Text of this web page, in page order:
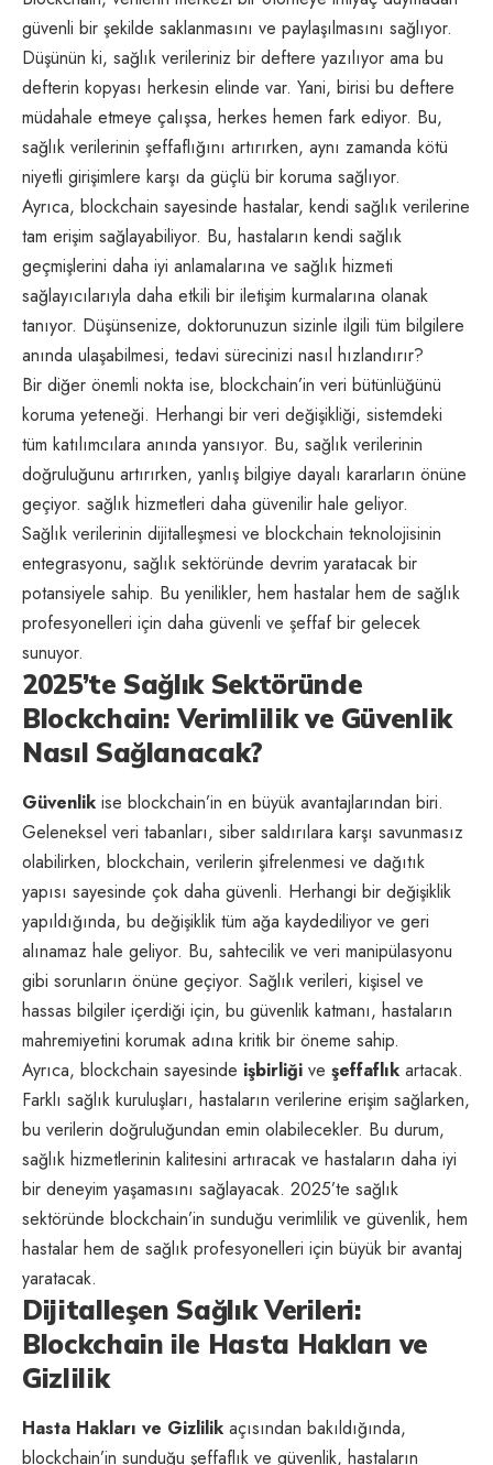
güvenli bir şekilde saklanmasını ve paylaşılmasını sağlıyor.
Düşünün ki, sağlık verileriniz bir deftere yazılıyor ama bu
defterin kopyası herkesin elinde var. Yani, birisi bu deftere
müdahale etmeye çalışsa, herkes hemen fark ediyor. Bu,
sağlık verilerinin şeffaflığını artırırken, aynı zamanda kötü
niyetli girişimlere karşı da güçlü bir koruma sağlıyor.
Ayrıca, blockchain sayesinde hastalar, kendi sağlık verilerine
tam erişim sağlayabiliyor. Bu, hastaların kendi sağlık
geçmişlerini daha iyi anlamalarına ve sağlık hizmeti
sağlayıcılarıyla daha etkili bir iletişim kurmalarına olanak
tanıyor. Düşünsenize, doktorunuzun sizinle ilgili tüm bilgilere
anında ulaşabilmesi, tedavi sürecinizi nasıl hızlandırır?
Bir diğer önemli nokta ise, blockchain’in veri bütünlüğünü
koruma yeteneği. Herhangi bir veri değişikliği, sistemdeki
tüm katılımcılara anında yansıyor. Bu, sağlık verilerinin
doğruluğunu artırırken, yanlış bilgiye dayalı kararların önüne
geçiyor. sağlık hizmetleri daha güvenilir hale geliyor.
Sağlık verilerinin dijitalleşmesi ve blockchain teknolojisinin
entegrasyonu, sağlık sektöründe devrim yaratacak bir
potansiyele sahip. Bu yenilikler, hem hastalar hem de sağlık
profesyonelleri için daha güvenli ve şeffaf bir gelecek
sunuyor.
2025’te Sağlık Sektöründe
Blockchain: Verimlilik ve Güvenlik
Nasıl Sağlanacak?
Güvenlik ise blockchain’in en büyük avantajlarından biri.
Geleneksel veri tabanları, siber saldırılara karşı savunmasız
olabilirken, blockchain, verilerin şifrelenmesi ve dağıtık
yapısı sayesinde çok daha güvenli. Herhangi bir değişiklik
yapıldığında, bu değişiklik tüm ağa kaydediliyor ve geri
alınamaz hale geliyor. Bu, sahtecilik ve veri manipülasyonu
gibi sorunların önüne geçiyor. Sağlık verileri, kişisel ve
hassas bilgiler içerdiği için, bu güvenlik katmanı, hastaların
mahremiyetini korumak adına kritik bir öneme sahip.
Ayrıca, blockchain sayesinde işbirliği ve şeffaflık artacak.
Farklı sağlık kuruluşları, hastaların verilerine erişim sağlarken,
bu verilerin doğruluğundan emin olabilecekler. Bu durum,
sağlık hizmetlerinin kalitesini artıracak ve hastaların daha iyi
bir deneyim yaşamasını sağlayacak. 2025’te sağlık
sektöründe blockchain’in sunduğu verimlilik ve güvenlik, hem
hastalar hem de sağlık profesyonelleri için büyük bir avantaj
yaratacak.
Dijitalleşen Sağlık Verileri:
Blockchain ile Hasta Hakları ve
Gizlilik
Hasta Hakları ve Gizlilik açısından bakıldığında,
blockchain’in sunduğu şeffaflık ve güvenlik, hastaların